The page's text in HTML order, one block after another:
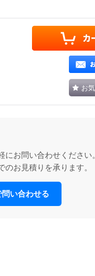
お
お問い合わせください。
お見積りを承ります。
い合わせる